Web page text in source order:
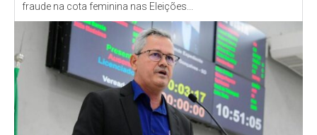
fraude na cota feminina nas Eleições...